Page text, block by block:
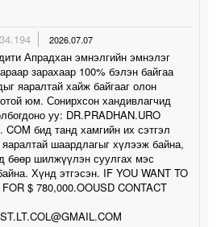
2026.07.07
Апрадхан эмнэлгийн эмнэлэг
зарахаар 100% бэлэн байгаа
яаралтай хайж байгааг олон
юм. Сонирхсон хандивлагчид
уу: DR.PRADHAN.URO
COM бид танд хамгийн их сэтгэл
шаардлагыг хүлээж байна,
бөөр шилжүүлэн суулгах мэс
Хүнд этгэсэн. IF YOU WANT TO
$ 780,000.OOUSD CONTACT